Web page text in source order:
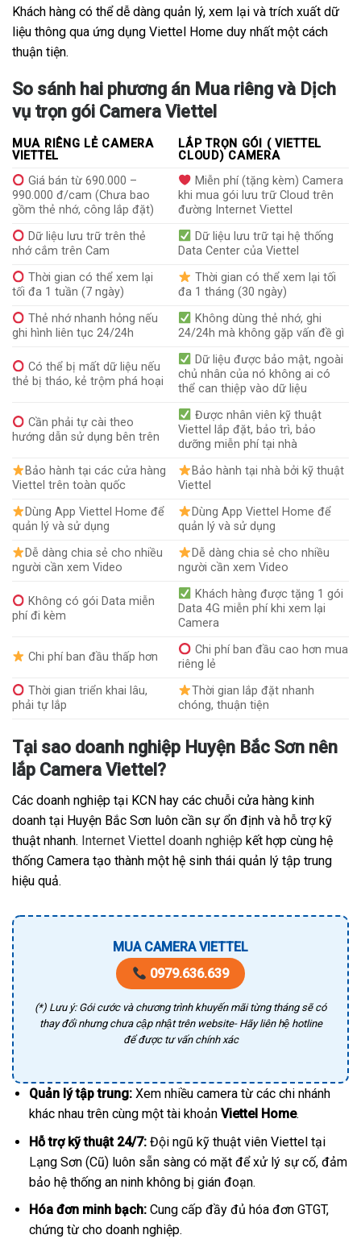
Khách hàng có thể dễ dàng quản lý, xem lại và trích xuất dữ
liệu thông qua ứng dụng Viettel Home duy nhất một cách
thuận tiện.
So sánh hai phương án Mua riêng và Dịch
vụ trọn gói Camera Viettel
MUA RIÊNG LẺ CAMERA
VIETTEL
LẮP TRỌN GÓI ( VIETTEL
CLOUD) CAMERA
Giá bán từ 690.000 –
990.000 đ/cam (Chưa bao
gồm thẻ nhớ, công lắp đặt)
Miễn phí (tặng kèm) Camera
khi mua gói lưu trữ Cloud trên
đường Internet Viettel
Dữ liệu lưu trữ trên thẻ
nhớ cắm trên Cam
Dữ liệu lưu trữ tại hệ thống
Data Center của Viettel
Thời gian có thể xem lại
tối đa 1 tuần (7 ngày)
Thời gian có thể xem lại tối
đa 1 tháng (30 ngày)
Thẻ nhớ nhanh hỏng nếu
ghi hình liên tục 24/24h
Không dùng thẻ nhớ, ghi
24/24h mà không gặp vấn đề gì
Có thể bị mất dữ liệu nếu
thẻ bị tháo, kẻ trộm phá hoại
Dữ liệu được bảo mật, ngoài
chủ nhân của nó không ai có
thể can thiệp vào dữ liệu
Cần phải tự cài theo
hướng dẫn sử dụng bên trên
Được nhân viên kỹ thuật
Viettel lắp đặt, bảo trì, bảo
dưỡng miễn phí tại nhà
Bảo hành tại các cửa hàng
Viettel trên toàn quốc
Bảo hành tại nhà bởi kỹ thuật
Viettel
Dùng App Viettel Home để
quản lý và sử dụng
Dùng App Viettel Home để
quản lý và sử dụng
Dễ dàng chia sẻ cho nhiều
người cần xem Video
Dễ dàng chia sẻ cho nhiều
người cần xem Video
Không có gói Data miễn
phí đi kèm
Khách hàng được tặng 1 gói
Data 4G miễn phí khi xem lại
Camera
Chi phí ban đầu thấp hơn
Chi phí ban đầu cao hơn mua
riêng lẻ
Thời gian triển khai lâu,
phải tự lắp
Thời gian lắp đặt nhanh
chóng, thuận tiện
Tại sao doanh nghiệp Huyện Bắc Sơn nên
lắp Camera Viettel?
Các doanh nghiệp tại KCN hay các chuỗi cửa hàng kinh
doanh tại Huyện Bắc Sơn luôn cần sự ổn định và hỗ trợ kỹ
thuật nhanh. Internet Viettel doanh nghiệp kết hợp cùng hệ
thống Camera tạo thành một hệ sinh thái quản lý tập trung
hiệu quả.
MUA CAMERA VIETTEL
0979.636.639
(*) Lưu ý: Gói cước và chương trình khuyến mãi từng tháng sẽ có
thay đổi nhưng chưa cập nhật trên website- Hãy liên hệ hotline
để được tư vấn chính xác
Quản lý tập trung:Xem nhiều camera từ các chi nhánh
khác nhau trên cùng một tài khoản Viettel Home.
Hỗ trợ kỹ thuật 24/7:Đội ngũ kỹ thuật viên Viettel tại
Lạng Sơn (Cũ) luôn sẵn sàng có mặt để xử lý sự cố, đảm
bảo hệ thống an ninh không bị gián đoạn.
Hóa đơn minh bạch:Cung cấp đầy đủ hóa đơn GTGT,
chứng từ cho doanh nghiệp.